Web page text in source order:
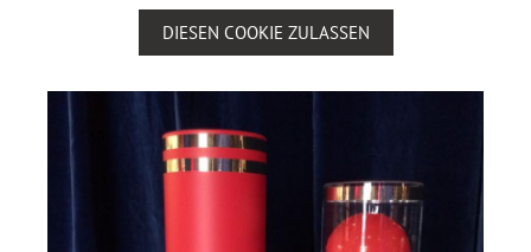
DIESEN COOKIE ZULASSEN